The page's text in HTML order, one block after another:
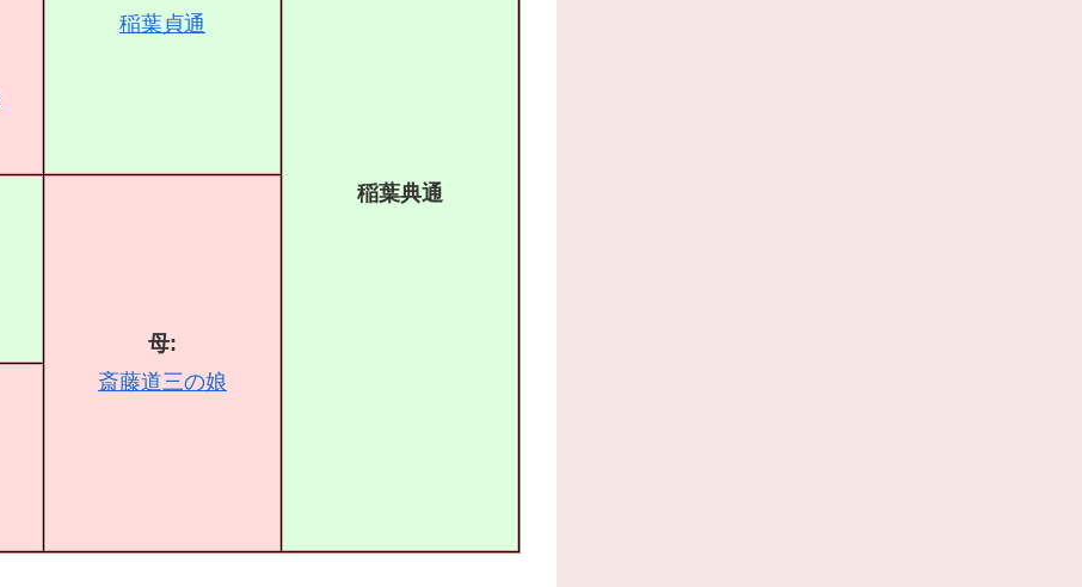
稲葉貞通
稲葉典通
母:
斎藤道三の娘